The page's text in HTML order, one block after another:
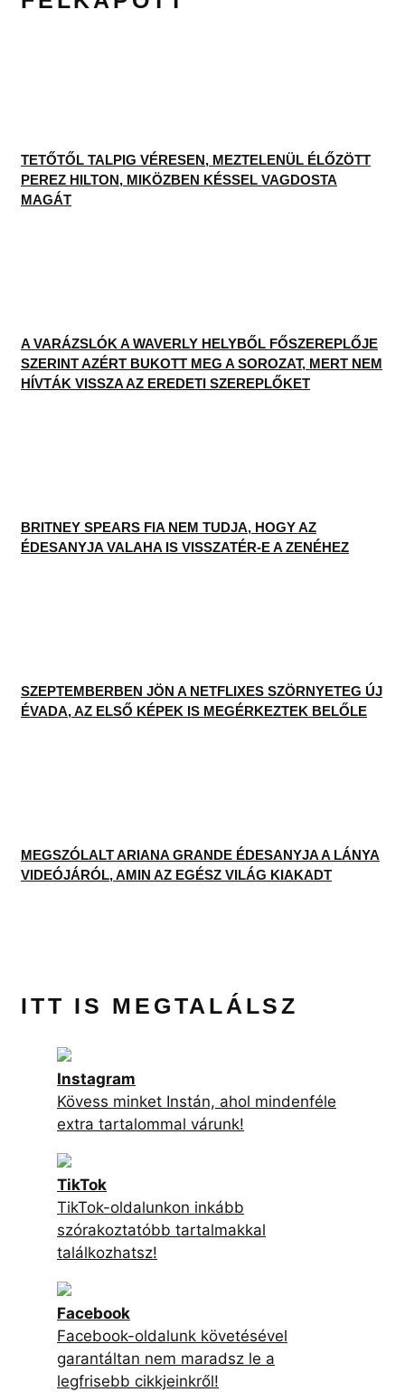
TETŐTŐL TALPIG VÉRESEN, MEZTELENÜL ÉLŐZÖTT
PEREZ HILTON, MIKÖZBEN KÉSSEL VAGDOSTA
MAGÁT
A VARÁZSLÓK A WAVERLY HELYBŐL FŐSZEREPLŐJE
SZERINT AZÉRT BUKOTT MEG A SOROZAT, MERT NEM
HÍVTÁK VISSZA AZ EREDETI SZEREPLŐKET
BRITNEY SPEARS FIA NEM TUDJA, HOGY AZ
ÉDESANYJA VALAHA IS VISSZATÉR-E A ZENÉHEZ
SZEPTEMBERBEN JÖN A NETFLIXES SZÖRNYETEG ÚJ
ÉVADA, AZ ELSŐ KÉPEK IS MEGÉRKEZTEK BELŐLE
MEGSZÓLALT ARIANA GRANDE ÉDESANYJA A LÁNYA
VIDEÓJÁRÓL, AMIN AZ EGÉSZ VILÁG KIAKADT
ITT IS MEGTALÁLSZ
Instagram
Kövess minket Instán, ahol mindenféle
extra tartalommal várunk!
TikTok
TikTok-oldalunkon inkább
szórakoztatóbb tartalmakkal
találkozhatsz!
Facebook
Facebook-oldalunk követésével
garantáltan nem maradsz le a
legfrisebb cikkjeinkről!